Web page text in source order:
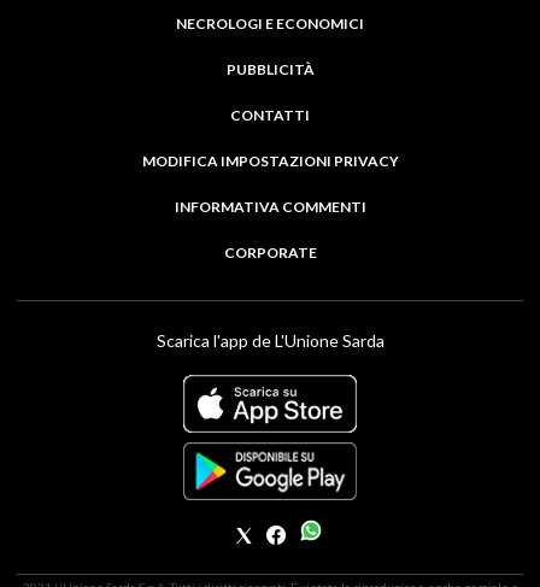
NECROLOGI E ECONOMICI
PUBBLICITÀ
CONTATTI
MODIFICA IMPOSTAZIONI PRIVACY
INFORMATIVA COMMENTI
CORPORATE
Scarica l'app de L'Unione Sarda